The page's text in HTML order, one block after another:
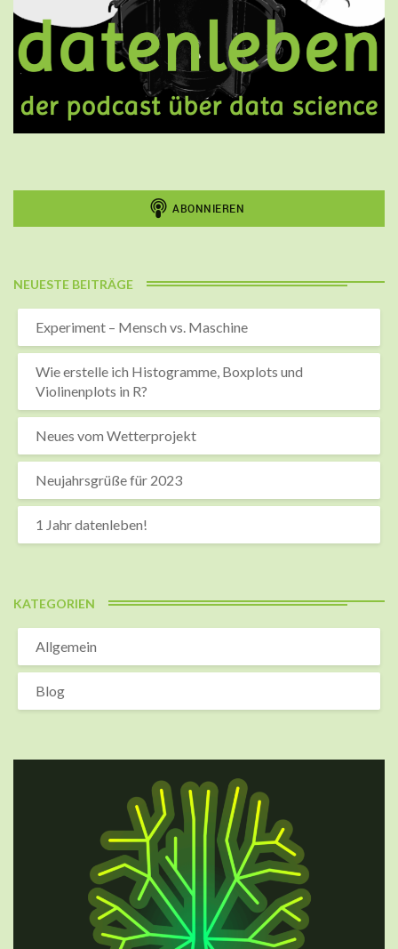
NEUESTE BEITRÄGE
Experiment – Mensch vs. Maschine
Wie erstelle ich Histogramme, Boxplots und
Violinenplots in R?
Neues vom Wetterprojekt
Neujahrsgrüße für 2023
1 Jahr datenleben!
KATEGORIEN
Allgemein
Blog